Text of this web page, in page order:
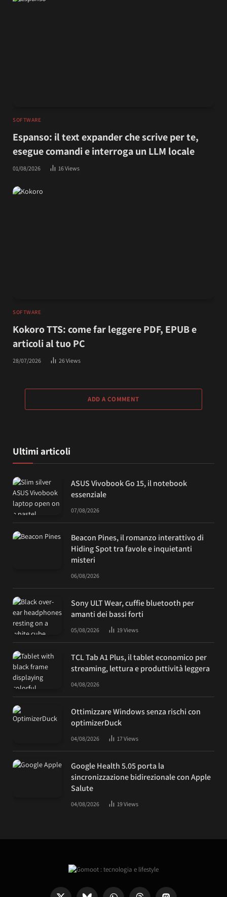
SOFTWARE
Espanso: il text expander che scrive per te,
esegue comandi e interroga un LLM locale
01/08/2026 16Views
SOFTWARE
Kokoro TTS: come far leggere PDF, EPUB e
articoli al tuo PC
28/07/2026 26Views
ADD A COMMENT
Ultimi articoli
ASUS Vivobook Go 15, il notebook
essenziale
07/08/2026
Beacon Pines, il romanzo interattivo di
Hiding Spot tra favole e inquietanti
misteri
06/08/2026
Sony ULT Wear, cuffie bluetooth per
amanti dei bassi forti
05/08/2026 19Views
TCL Tab A1 Plus, il tablet economico per
streaming, lettura e produttività leggera
04/08/2026
Ottimizzare Windows senza rischi con
optimizerDuck
04/08/2026 17Views
Google Health 5.05 porta la
sincronizzazione bidirezionale con Apple
Salute
04/08/2026 19Views